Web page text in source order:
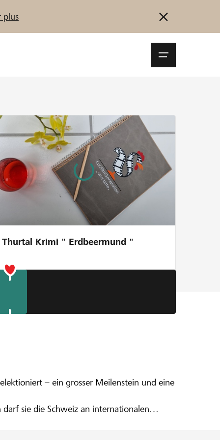
plus
Démarrez maintenant
Thurtal Krimi " Erdbeermund "
– ein grosser Meilenstein und eine
sie die Schweiz an internationalen